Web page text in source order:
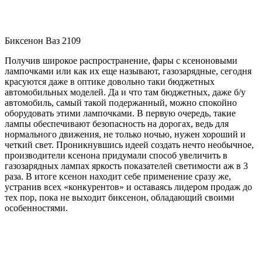
Биксенон Ваз 2109
Получив широкое распространение, фары с ксеноновыми
лампочками или как их еще называют, газозарядные, сегодня
красуются даже в оптике довольно таки бюджетных
автомобильных моделей. Да и что там бюджетных, даже б/у
автомобиль, самый такой подержанный, можно спокойно
оборудовать этими лампочками. В первую очередь, такие
лампы обеспечивают безопасность на дорогах, ведь для
нормального движения, не только ночью, нужен хороший и
четкий свет. Проникнувшись идеей создать нечто необычное,
производители ксенона придумали способ увеличить в
газозарядных лампах яркость показателей светимости аж в 3
раза. В итоге ксенон находит себе применение сразу же,
устранив всех «конкурентов» и оставаясь лидером продаж до
тех пор, пока не выходит биксенон, обладающий своими
особенностями.